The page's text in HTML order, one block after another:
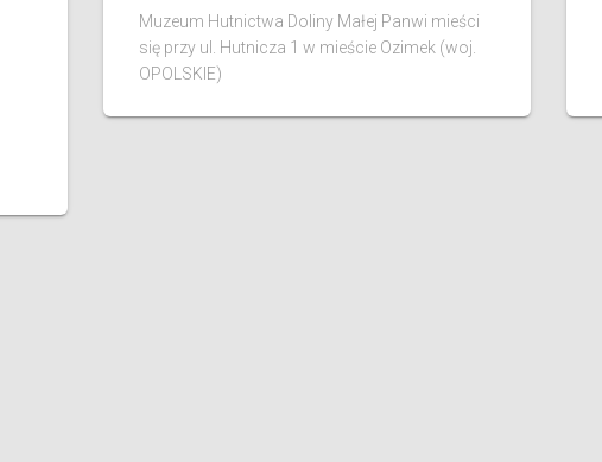
Muzeum Hutnictwa Doliny Małej Panwi mieści
się przy ul. Hutnicza 1 w mieście Ozimek (woj.
OPOLSKIE)